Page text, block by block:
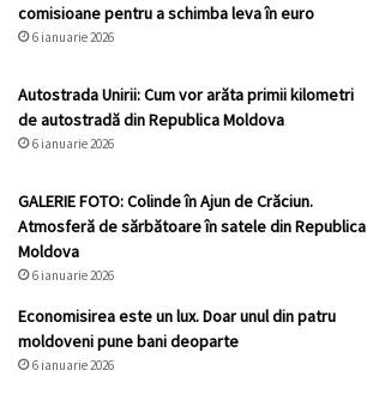
comisioane pentru a schimba leva în euro
6 ianuarie 2026
Autostrada Unirii: Cum vor arăta primii kilometri
de autostradă din Republica Moldova
6 ianuarie 2026
GALERIE FOTO: Colinde în Ajun de Crăciun.
Atmosferă de sărbătoare în satele din Republica
Moldova
6 ianuarie 2026
Economisirea este un lux. Doar unul din patru
moldoveni pune bani deoparte
6 ianuarie 2026